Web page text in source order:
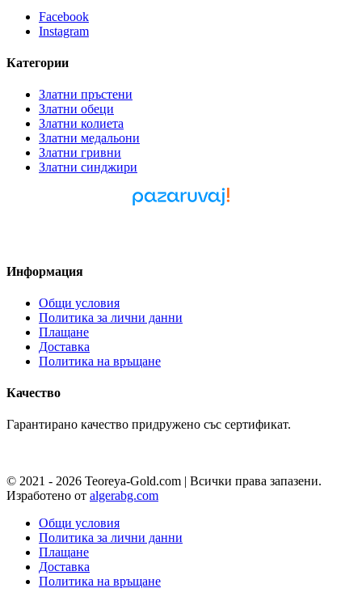
Facebook
Instagram
Категории
Златни пръстени
Златни обеци
Златни колиета
Златни медальони
Златни гривни
Златни синджири
Информация
Общи условия
Политика за лични данни
Плащане
Доставка
Политика на връщане
Качество
Гарантирано качество придружено със сертификат.
© 2021 - 2026 Teoreya-Gold.com | Всички права запазени.
Изработено от algerabg.com
Общи условия
Политика за лични данни
Плащане
Доставка
Политика на връщане